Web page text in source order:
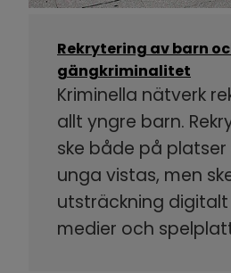
Rekrytering av barn
gängkriminalitet
Kriminella nätverk
allt yngre barn.
ske både på
unga vistas, men
utsträckning
medier och